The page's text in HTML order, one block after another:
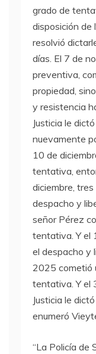
grado de
disposición de
resolvió
días. El 7 de
preventiva,
propiedad,
y resistencia
Justicia le
nuevamente
10 de
tentativa,
diciembre,
despacho y
señor Pérez
tentativa. Y el
el despacho y
2025 cometió
tentativa. Y el
Justicia le
enumeró
“La Policía de